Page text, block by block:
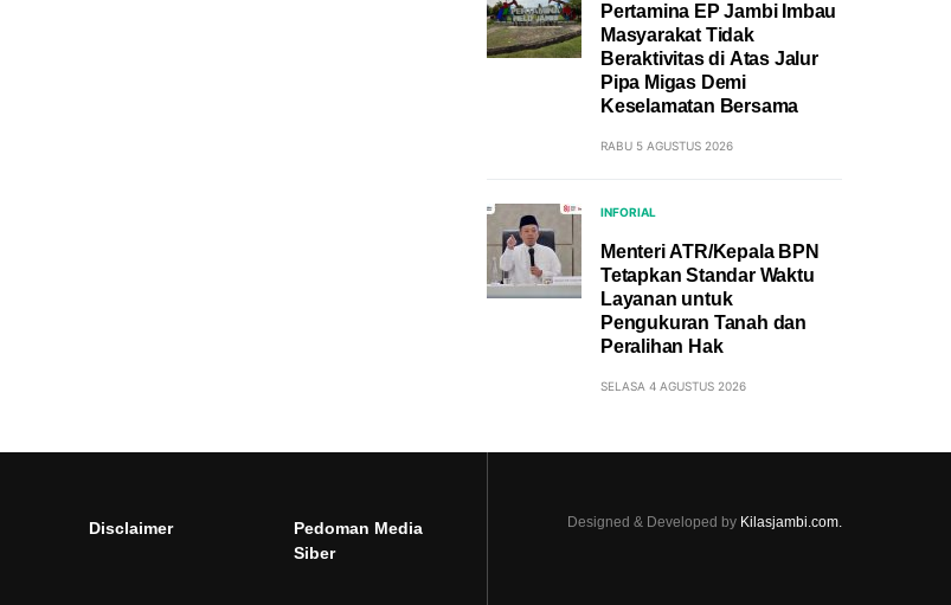
Pertamina EP Jambi Imbau
Masyarakat Tidak
Beraktivitas di Atas Jalur
Pipa Migas Demi
Keselamatan Bersama
RABU 5 AGUSTUS 2026
INFORIAL
Menteri ATR/Kepala BPN
Tetapkan Standar Waktu
Layanan untuk
Pengukuran Tanah dan
Peralihan Hak
SELASA 4 AGUSTUS 2026
Disclaimer
Pedoman Media
Siber
Designed & Developed by Kilasjambi.com.